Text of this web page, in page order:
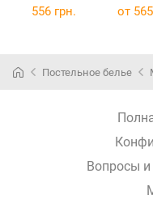
Diamond Black
17-
556 грн. от
Постельное белье
Вопросы и